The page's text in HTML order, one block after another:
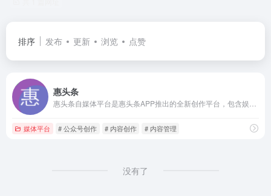
排序 发布 更新 浏览 点赞
惠头条
媒体平台 # 公众号创作 # 内容创作 # 内容管理
没有了